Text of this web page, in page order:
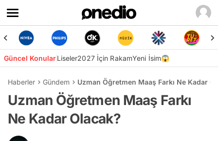
Güncel KonularLiseler2027 İçin RakamYeni İsim😱
Haberler Gündem Uzman Öğretmen Maaş Farkı Ne Kadar
Uzman Öğretmen Maaş Farkı
Ne Kadar Olacak?